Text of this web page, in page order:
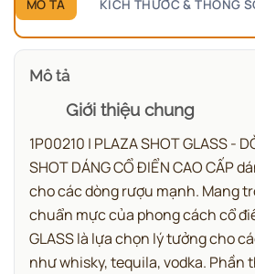
MÔ TẢ KÍCH THƯỚC & THÔNG
Mô tả
Giới thiệu chung
1P00210 | PLAZA SHOT GLASS -
SHOT DÁNG CỔ ĐIỂN CAO CẤP
cho các dòng rượu mạnh. Mang
chuẩn mực của phong cách cổ
GLASS là lựa chọn lý tưởng cho
như whisky, tequila, vodka. Phần